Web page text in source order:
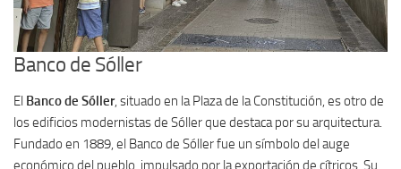
Banco de Sóller
El Banco de Sóller, situado en la Plaza de la Constitución, es otro de
los edificios modernistas de Sóller que destaca por su arquitectura.
Fundado en 1889, el Banco de Sóller fue un símbolo del auge
económico del pueblo, impulsado por la exportación de cítricos. Su